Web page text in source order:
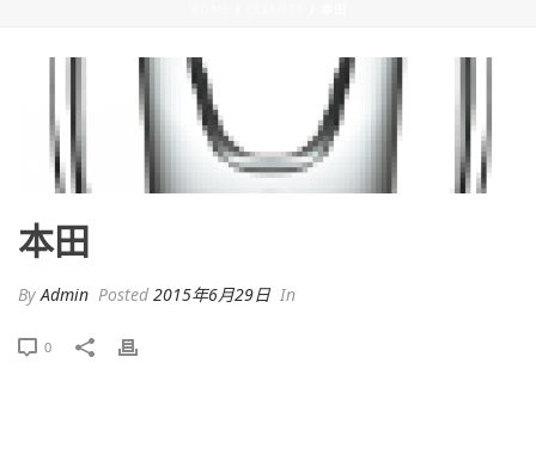
本田
By Admin Posted2015年6月29日 In
0